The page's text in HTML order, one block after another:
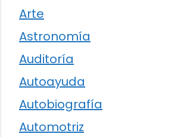
Arte
Astronomía
Auditoría
Autoayuda
Autobiografía
Automotriz